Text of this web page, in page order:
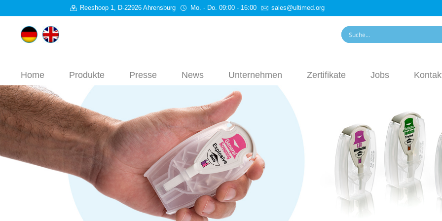
Reeshoop 1, D-22926 Ahrensburg Mo. - Do. 09:00 - 16:00 sales@ultimed.org
Home Produkte Presse News Unternehmen Zertifikate Jobs